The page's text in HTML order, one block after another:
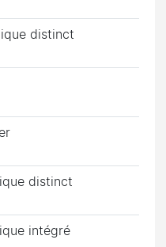
distinct
distinct
intégré